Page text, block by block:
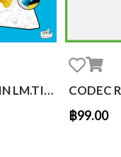
MMLM KEYCHAIN LM.TIDY CODEC
฿99.00